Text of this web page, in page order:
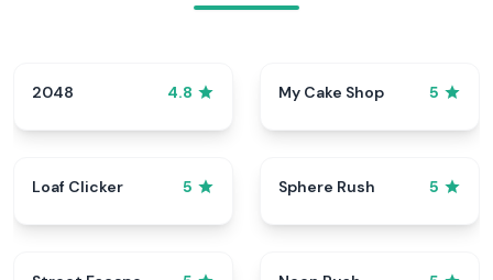
2048 4.8 My Cake Shop 5
Loaf Clicker 5 Sphere Rush 5